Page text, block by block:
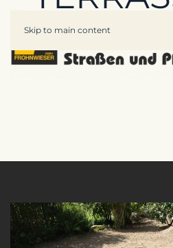
Skip to main content